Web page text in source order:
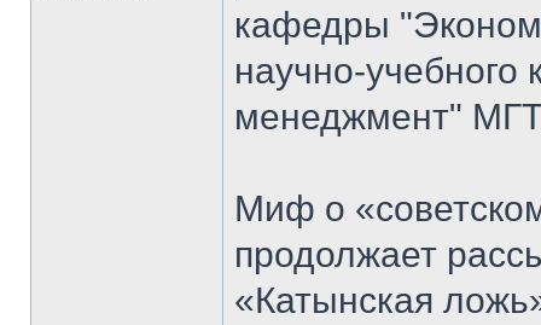
кафедры
научно-
менеджмент"
Миф о
продолжает
«Катынская